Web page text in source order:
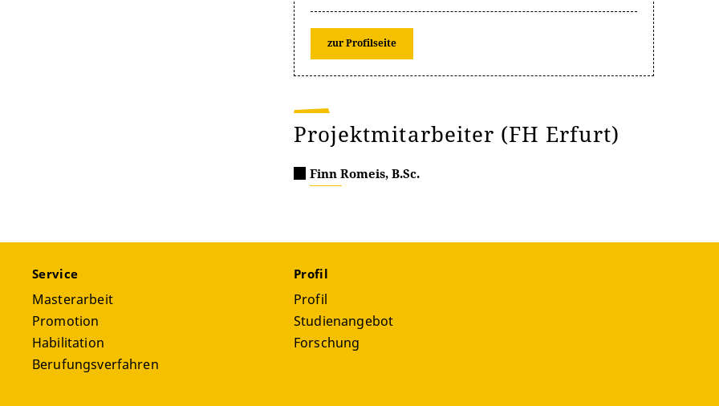
zur Profilseite
Projektmitarbeiter (FH Erfurt)
Finn Romeis, B.Sc.
Service
Masterarbeit
Promotion
Habilitation
Berufungsverfahren
Profil
Profil
Studienangebot
Forschung